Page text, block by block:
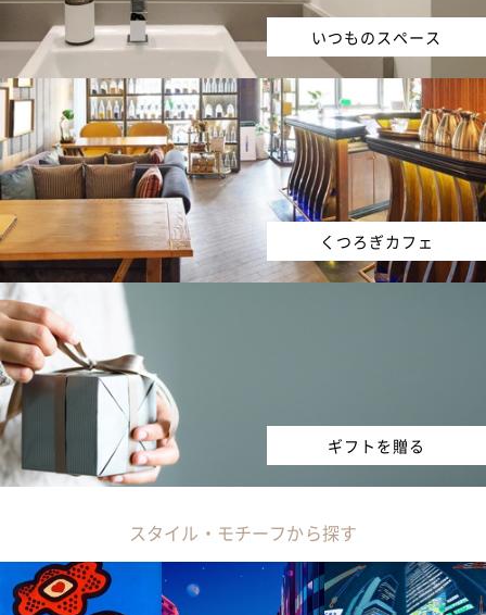
いつものスペース
くつろぎカフェ
ギフトを贈る
スタイル・モチーフから探す